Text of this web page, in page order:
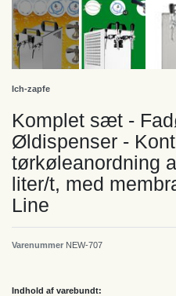
Ich-zapfe
Komplet sæt -
Øldispenser -
tørkøleanordning
liter/t, med
Line
Varenummer NEW-707
Indhold af varebundt: